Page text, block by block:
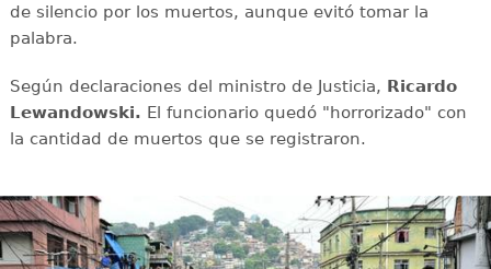
de silencio por los muertos, aunque evitó tomar la
palabra.
Según declaraciones del ministro de Justicia, Ricardo
Lewandowski. El funcionario quedó "horrorizado" con
la cantidad de muertos que se registraron.